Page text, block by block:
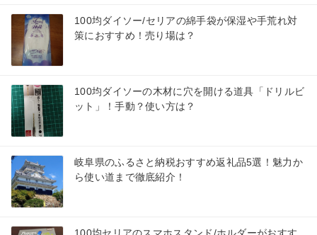
100均ダイソー/セリアの綿手袋が保湿や手荒れ対
策におすすめ！売り場は？
100均ダイソーの木材に穴を開ける道具「ドリルビ
ット」！手動？使い方は？
岐阜県のふるさと納税おすすめ返礼品5選！魅力か
ら使い道まで徹底紹介！
100均セリアのスマホスタンド/ホルダーがおすす